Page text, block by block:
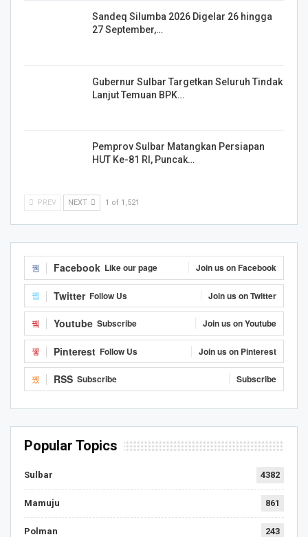
Sandeq Silumba 2026 Digelar 26 hingga
27 September,…
Gubernur Sulbar Targetkan Seluruh Tindak
Lanjut Temuan BPK…
Pemprov Sulbar Matangkan Persiapan
HUT Ke-81 RI, Puncak…
PREV NEXT 1 of 1,521
Facebook Like our page Join us on Facebook
Twitter Follow Us Join us on Twitter
Youtube Subscribe Join us on Youtube
Pinterest Follow Us Join us on Pinterest
RSS Subscribe Subscribe
Popular Topics
Sulbar 4382
Mamuju 861
Polman 243